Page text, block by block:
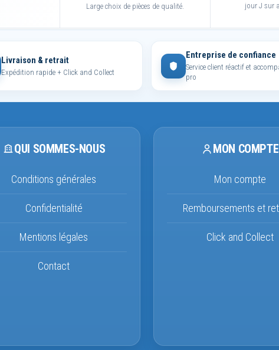
Large choix de pièces de qualité.
jour J sur
Livraison & retrait
Expédition rapide + Click and Collect
Entreprise de confiance
Service client réactif et
pro
QUI SOMMES-NOUS
Conditions générales
Confidentialité
Mentions légales
Contact
MON COMPTE
Mon compte
Remboursements et
Click and Collect